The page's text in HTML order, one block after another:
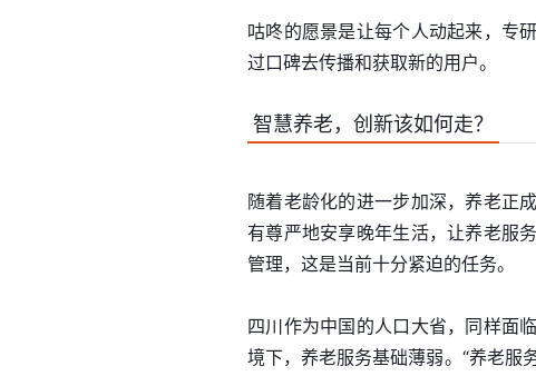
咕咚的愿景是让每个人动起来，专
过口碑去传播和获取新的用户。
智慧养老，创新该如何走？
随着老龄化的进一步加深，养老正
有尊严地安享晚年生活，让养老服
管理，这是当前十分紧迫的任务。
四川作为中国的人口大省，同样面
境下，养老服务基础薄弱。“养老服